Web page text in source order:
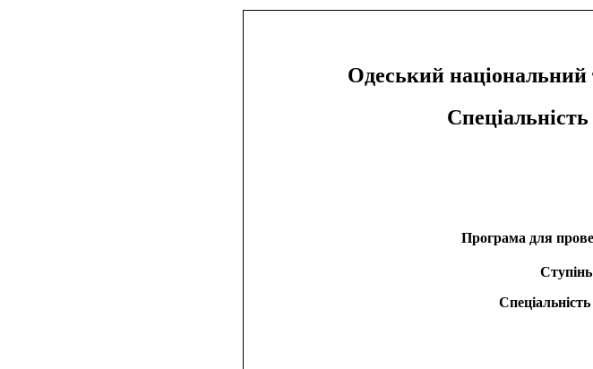
Одеський національний
Програма для